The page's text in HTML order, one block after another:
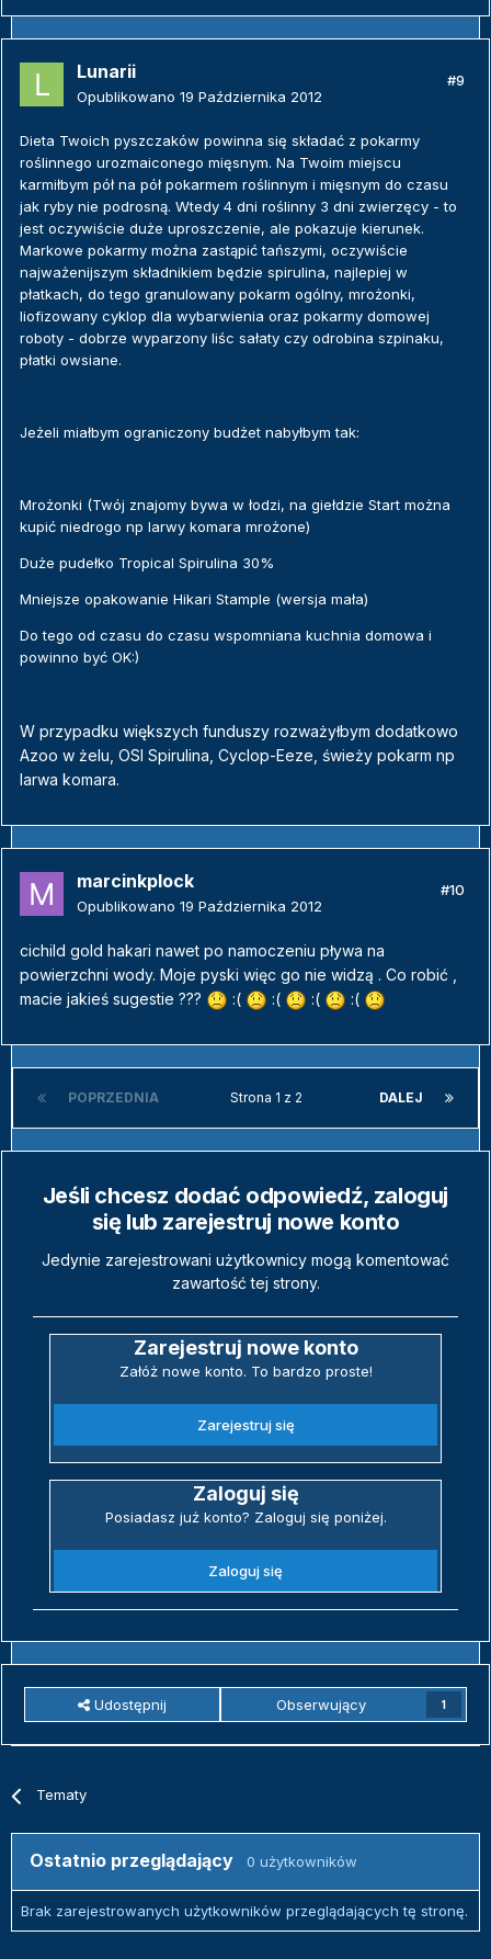
Lunarii
Opublikowano 19 Października 2012
#9
Dieta Twoich pyszczaków powinna się składać z pokarmy
roślinnego urozmaiconego mięsnym. Na Twoim miejscu
karmiłbym pół na pół pokarmem roślinnym i mięsnym do czasu
jak ryby nie podrosną. Wtedy 4 dni roślinny 3 dni zwierzęcy - to
jest oczywiście duże uproszczenie, ale pokazuje kierunek.
Markowe pokarmy można zastąpić tańszymi, oczywiście
najważenijszym składnikiem będzie spirulina, najlepiej w
płatkach, do tego granulowany pokarm ogólny, mrożonki,
liofizowany cyklop dla wybarwienia oraz pokarmy domowej
roboty - dobrze wyparzony liśc sałaty czy odrobina szpinaku,
płatki owsiane.
Jeżeli miałbym ograniczony budżet nabyłbym tak:
Mrożonki (Twój znajomy bywa w łodzi, na giełdzie Start można
kupić niedrogo np larwy komara mrożone)
Duże pudełko Tropical Spirulina 30%
Mniejsze opakowanie Hikari Stample (wersja mała)
Do tego od czasu do czasu wspomniana kuchnia domowa i
powinno być OK:)
W przypadku większych funduszy rozważyłbym dodatkowo
Azoo w żelu, OSI Spirulina, Cyclop-Eeze, świeży pokarm np
larwa komara.
marcinkplock
Opublikowano 19 Października 2012
#10
cichild gold hakari nawet po namoczeniu pływa na
powierzchni wody. Moje pyski więc go nie widzą . Co robić ,
macie jakieś sugestie ???
:( :( :( :(
POPRZEDNIA DALEJ
Strona 1 z 2
Jeśli chcesz dodać odpowiedź, zaloguj
się lub zarejestruj nowe konto
Jedynie zarejestrowani użytkownicy mogą komentować
zawartość tej strony.
Zarejestruj nowe konto
Załóż nowe konto. To bardzo proste!
Zarejestruj się
Zaloguj się
Posiadasz już konto? Zaloguj się poniżej.
Zaloguj się
Udostępnij Obserwujący 1
Tematy
Ostatnio przeglądający 0 użytkowników
Brak zarejestrowanych użytkowników przeglądających tę stronę.